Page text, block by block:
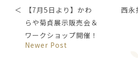
【7月5日より】かわ
らや菊貞展示販売会＆
ワークショップ開催！
Newer Post
西永